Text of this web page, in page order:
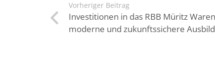
Vorheriger Beitrag
Investitionen in das RBB Müritz
moderne und zukunftssichere